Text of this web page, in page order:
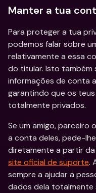
Manter a tua
Para proteger a tua
podemos falar sobre
relativamente a essa
do titular. Isto também
informações de conta
garantindo que os
totalmente privados.
Se um amigo, parceiro
a conta deles, pede-
site oficial de suporte.
sempre a ajudar a
dados dela totalmente